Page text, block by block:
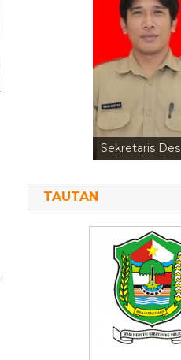
Kepala Urusan
Perencanaan
TAUTAN